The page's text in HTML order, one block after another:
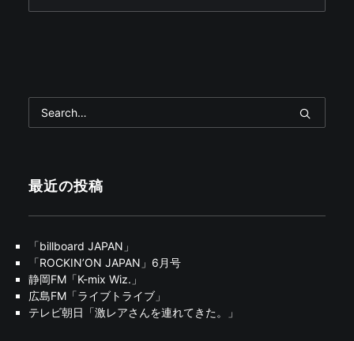
最近の投稿
「billboard JAPAN」
「ROCKIN’ON JAPAN」6月号
静岡FM「K-mix Wiz.」
広島FM「ライブトライブ」
テレビ朝日「激レアさんを連れてきた。」